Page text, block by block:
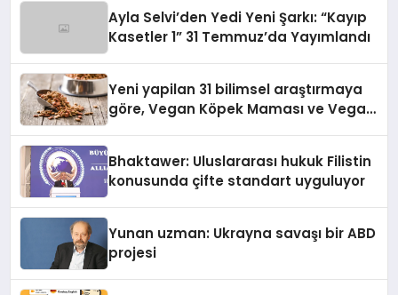
Ayla Selvi’den Yedi Yeni Şarkı: “Kayıp
Kasetler 1” 31 Temmuz’da Yayımlandı
Yeni yapilan 31 bilimsel araştırmaya
göre, Vegan Köpek Maması ve Vegan
Bhaktawer: Uluslararası hukuk Filistin
konusunda çifte standart uyguluyor
Yunan uzman: Ukrayna savaşı bir ABD
projesi